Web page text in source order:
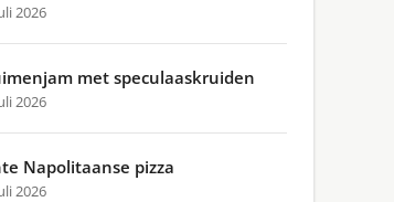
2026
met speculaaskruiden
2026
Napolitaanse pizza
2026